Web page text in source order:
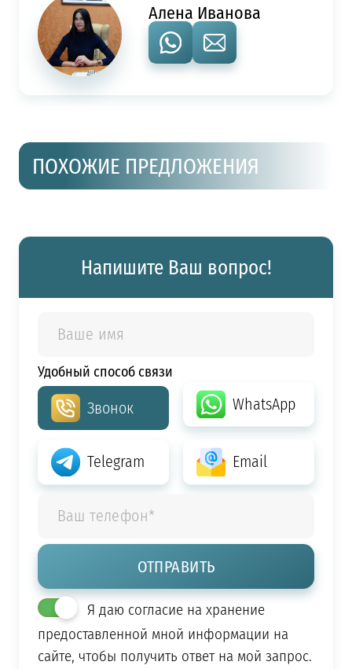
Алена Иванова
ПОХОЖИЕ ПРЕДЛОЖЕНИЯ
Напишите Ваш вопрос!
Удобный способ связи
Звонок WhatsApp
Telegram Email
Я даю согласие на хранение
предоставленной мной информации на
сайте, чтобы получить ответ на мой запрос.